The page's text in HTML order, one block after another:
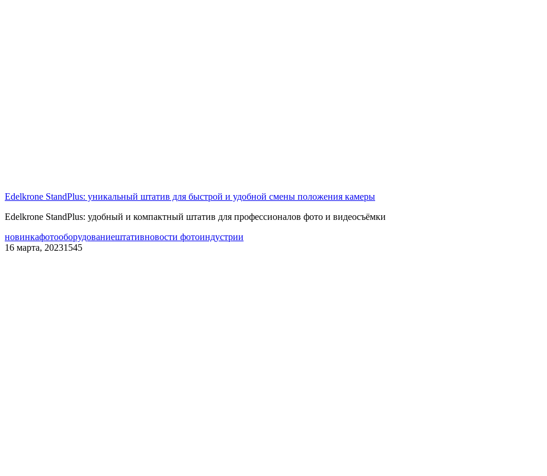
Edelkrone StandPlus: уникальный штатив для быстрой и удобной смены положения камеры
Edelkrone StandPlus: удобный и компактный штатив для профессионалов фото и видеосъёмки
новинкафотооборудованиештативновости фотоиндустрии
16 марта, 20231545